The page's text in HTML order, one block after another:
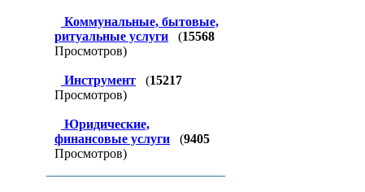
Коммунальные, бытовые,
ритуальные услуги
(15568
Просмотров)
Инструмент (15217
Просмотров)
Юридические,
финансовые услуги
(9405
Просмотров)